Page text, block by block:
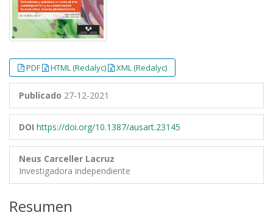
PDF HTML (Redalyc) XML (Redalyc)
Publicado 27-12-2021
DOI https://doi.org/10.1387/ausart.23145
Neus Carceller Lacruz
Investigadora independiente
Resumen